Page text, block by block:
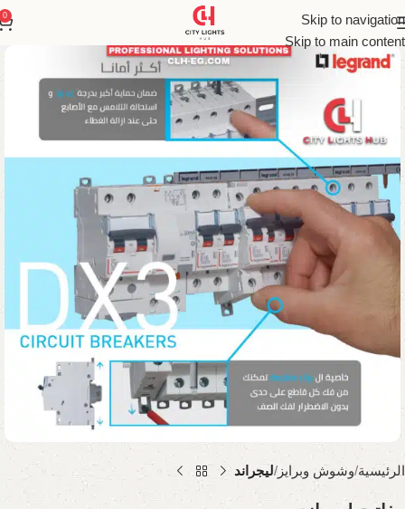
Skip to navigation
Skip to main content
0
الرئيسية وشوش وبرايز ليجراند